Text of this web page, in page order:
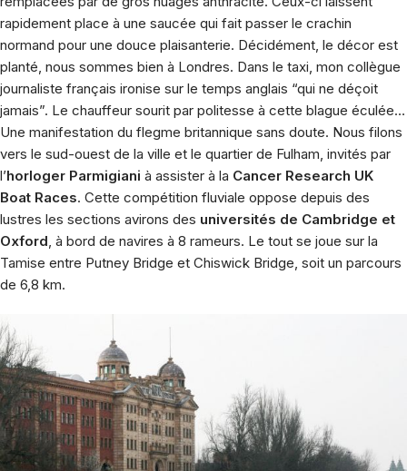
rapidement place à une saucée qui fait passer le crachin
normand pour une douce plaisanterie. Décidément, le décor est
planté, nous sommes bien à Londres. Dans le taxi, mon collègue
journaliste français ironise sur le temps anglais “qui ne déçoit
jamais”. Le chauffeur sourit par politesse à cette blague éculée…
Une manifestation du flegme britannique sans doute. Nous filons
vers le sud-ouest de la ville et le quartier de Fulham, invités par
l’horloger Parmigiani à assister à la Cancer Research UK
Boat Races. Cette compétition fluviale oppose depuis des
lustres les sections avirons des universités de Cambridge et
Oxford, à bord de navires à 8 rameurs. Le tout se joue sur la
Tamise entre Putney Bridge et Chiswick Bridge, soit un parcours
de 6,8 km.